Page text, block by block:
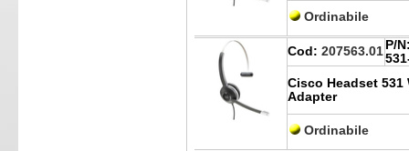
Ordinabile
Cod: 207563.01 P/
Cisco Headset 531
Adapter
Ordinabile